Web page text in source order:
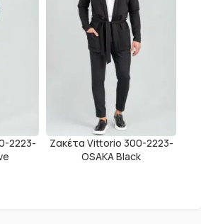
2223-
Ζακέτα Vittorio 300-2223-
OSAKA Black